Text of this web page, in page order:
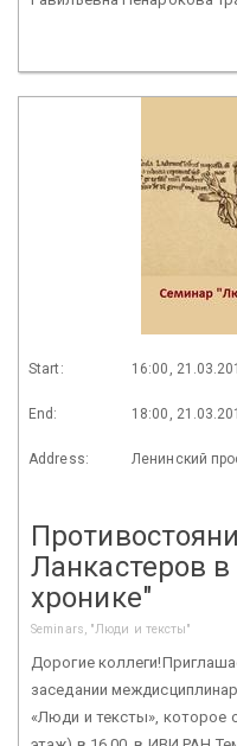
Start: 16:00,
End: 18:00,
Address: Ленинский
Ланкастеров
хронике"
Seminars, "Люди и тексты"
Дорогие
заседании
«Люди и тексты», которое